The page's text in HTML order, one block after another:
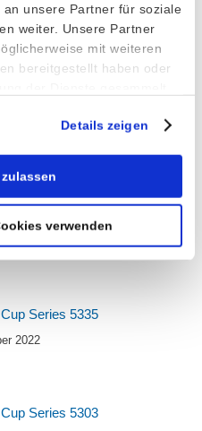
unsere Partner für soziale
weiter. Unsere Partner
mit weiteren
bereitgestellt haben oder
Details zeigen
verwenden
over Brunner ice cream
2023
2022
Series 5335
2022
Series 5303